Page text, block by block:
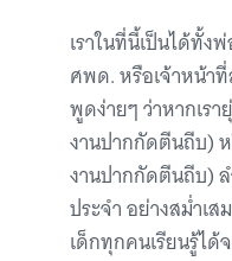
เราในที่นี้เป็นได้ทั้ง
ศพด. หรือเจ้าหน้า
พูดง่ายๆ ว่าหากเร
งานปากกัดตีนถีบ)
งานปากกัดตีนถีบ)
ประจำ อย่างสม่ำเ
เด็กทุกคนเรียนรู้ได้